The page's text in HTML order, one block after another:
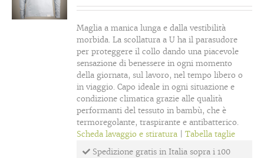
4.00su 5
Maglia a manica lunga e dalla vestibilità
morbida. La scollatura a U ha il parasudore
per proteggere il collo dando una piacevole
sensazione di benessere in ogni momento
della giornata, sul lavoro, nel tempo libero o
in viaggio. Capo ideale in ogni situazione e
condizione climatica grazie alle qualità
performanti del tessuto in bambù, che è
termoregolante, traspirante e antibatterico.
Scheda lavaggio e stiratura |Tabella taglie
Spedizione gratis in Italia sopra i 100